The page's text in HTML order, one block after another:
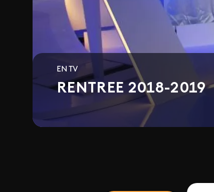
EN TV
RENTREE 2018-2019